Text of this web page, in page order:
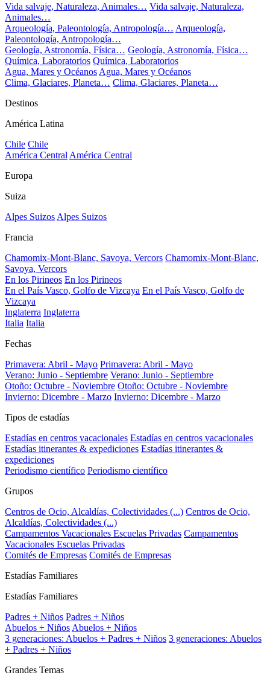
Vida salvaje, Naturaleza, Animales… Vida salvaje, Naturaleza,
Animales…
Arqueología, Paleontología, Antropología… Arqueología,
Paleontología, Antropología…
Geología, Astronomía, Física… Geología, Astronomía, Física…
Química, Laboratorios Química, Laboratorios
Agua, Mares y Océanos Agua, Mares y Océanos
Clima, Glaciares, Planeta… Clima, Glaciares, Planeta…
Destinos
América Latina
Chile Chile
América Central América Central
Europa
Suiza
Alpes Suizos Alpes Suizos
Francia
Chamomix-Mont-Blanc, Savoya, Vercors Chamomix-Mont-Blanc,
Savoya, Vercors
En los Pirineos En los Pirineos
En el País Vasco, Golfo de Vizcaya En el País Vasco, Golfo de
Vizcaya
Inglaterra Inglaterra
Italia Italia
Fechas
Primavera: Abril - Mayo Primavera: Abril - Mayo
Verano: Junio - Septiembre Verano: Junio - Septiembre
Otoño: Octubre - Noviembre Otoño: Octubre - Noviembre
Invierno: Dicembre - Marzo Invierno: Dicembre - Marzo
Tipos de estadías
Estadías en centros vacacionales Estadías en centros vacacionales
Estadías itinerantes & expediciones Estadías itinerantes &
expediciones
Periodismo científico Periodismo científico
Grupos
Centros de Ocio, Alcaldías, Colectividades (...) Centros de Ocio,
Alcaldías, Colectividades (...)
Campamentos Vacacionales Escuelas Privadas Campamentos
Vacacionales Escuelas Privadas
Comités de Empresas Comités de Empresas
Estadías Familiares
Estadías Familiares
Padres + Niños Padres + Niños
Abuelos + Niños Abuelos + Niños
3 generaciones: Abuelos + Padres + Niños 3 generaciones: Abuelos
+ Padres + Niños
Grandes Temas